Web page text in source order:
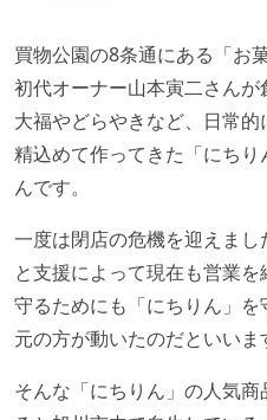
買物公園の8条通にある「お
初代オーナー山本寅二さんが
大福やどらやきなど、日常
精込めて作ってきた「にち
んです。
一度は閉店の危機を迎えま
と支援によって現在も営業
守るためにも「にちりん」
元の方が動いたのだといいま
そんな「にちりん」の人気